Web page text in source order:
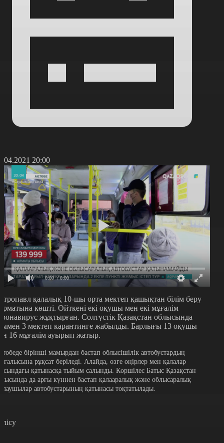
20:00
0:00 / 0:00
қалалық 10-шы орта мектеп қашықтан білім беру
көшті. Өйткені екі оқушы мен екі мұғалім
жұқтырған. Солтүстік Қазақстан облысында
3 мектеп карантинге жабылды. Барлығы 13 оқушы
16 мұғалім ауырып жатыр.
бірінші мамырдан бастап облысішілік автобустардың
рұқсат беріледі. Алайда, өзге өңірлер мен қалалар
қатынасқа тыйым салынды. Көршілес Батыс Қазақстан
да арғы күннен бастап қалааралық және облысаралық
автобустарының қатынасы тоқтатылады.